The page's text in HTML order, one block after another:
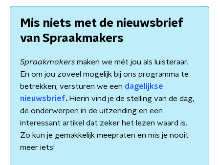
Mis niets met de nieuwsbrief
van Spraakmakers
Spraakmakers maken we mét jou als luisteraar.
En om jou zoveel mogelijk bij ons programma te
betrekken, versturen we een dagelijkse
nieuwsbrief.Hierin vind je de stelling van de dag,
de onderwerpen in de uitzending en een
interessant artikel dat zeker het lezen waard is.
Zo kun je gemakkelijk meepraten en mis je nooit
meer iets!